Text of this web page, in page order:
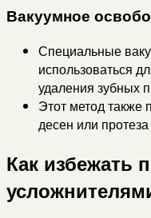
Вакуумное
Специальные
использоваться
удаления зубных
Этот метод также
десен или
Как избежать